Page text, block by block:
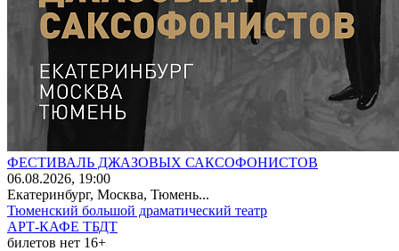
ФЕСТИВАЛЬ ДЖАЗОВЫХ САКСОФОНИСТОВ
06.08.2026, 19:00
Екатеринбург, Москва, Тюмень...
Тюменский большой драматический театр
АРТ-КАФЕ ТБДТ
билетов нет 16+